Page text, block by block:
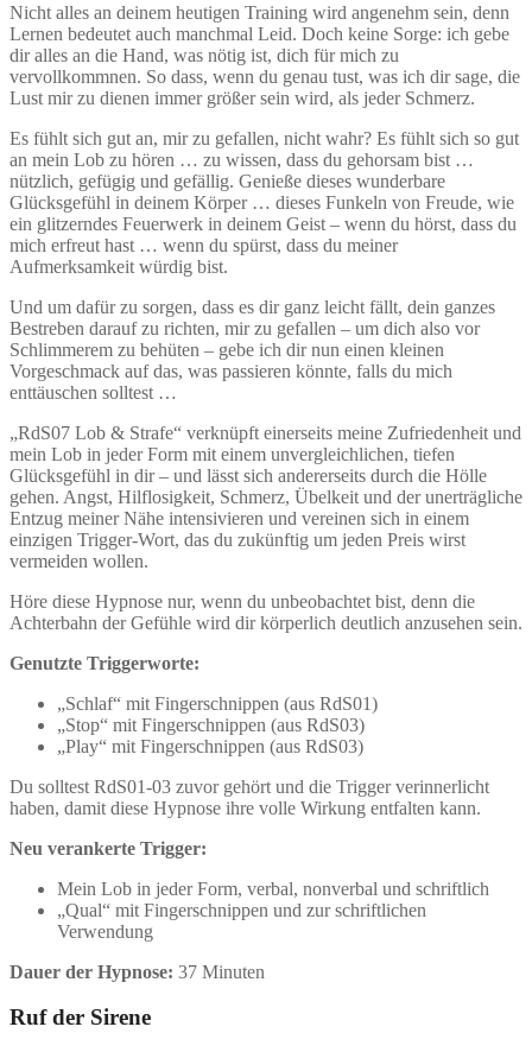
Nicht alles an deinem heutigen Training wird angenehm sein, denn
Lernen bedeutet auch manchmal Leid. Doch keine Sorge: ich gebe
dir alles an die Hand, was nötig ist, dich für mich zu
vervollkommnen. So dass, wenn du genau tust, was ich dir sage, die
Lust mir zu dienen immer größer sein wird, als jeder Schmerz.
Es fühlt sich gut an, mir zu gefallen, nicht wahr? Es fühlt sich so gut
an mein Lob zu hören … zu wissen, dass du gehorsam bist …
nützlich, gefügig und gefällig. Genieße dieses wunderbare
Glücksgefühl in deinem Körper … dieses Funkeln von Freude, wie
ein glitzerndes Feuerwerk in deinem Geist – wenn du hörst, dass du
mich erfreut hast … wenn du spürst, dass du meiner
Aufmerksamkeit würdig bist.
Und um dafür zu sorgen, dass es dir ganz leicht fällt, dein ganzes
Bestreben darauf zu richten, mir zu gefallen – um dich also vor
Schlimmerem zu behüten – gebe ich dir nun einen kleinen
Vorgeschmack auf das, was passieren könnte, falls du mich
enttäuschen solltest …
„RdS07 Lob & Strafe“ verknüpft einerseits meine Zufriedenheit und
mein Lob in jeder Form mit einem unvergleichlichen, tiefen
Glücksgefühl in dir – und lässt sich andererseits durch die Hölle
gehen. Angst, Hilflosigkeit, Schmerz, Übelkeit und der unerträgliche
Entzug meiner Nähe intensivieren und vereinen sich in einem
einzigen Trigger-Wort, das du zukünftig um jeden Preis wirst
vermeiden wollen.
Höre diese Hypnose nur, wenn du unbeobachtet bist, denn die
Achterbahn der Gefühle wird dir körperlich deutlich anzusehen sein.
Genutzte Triggerworte:
„Schlaf“ mit Fingerschnippen (aus RdS01)
„Stop“ mit Fingerschnippen (aus RdS03)
„Play“ mit Fingerschnippen (aus RdS03)
Du solltest RdS01-03 zuvor gehört und die Trigger verinnerlicht
haben, damit diese Hypnose ihre volle Wirkung entfalten kann.
Neu verankerte Trigger:
Mein Lob in jeder Form, verbal, nonverbal und schriftlich
„Qual“ mit Fingerschnippen und zur schriftlichen
Verwendung
Dauer der Hypnose: 37 Minuten
Ruf der Sirene